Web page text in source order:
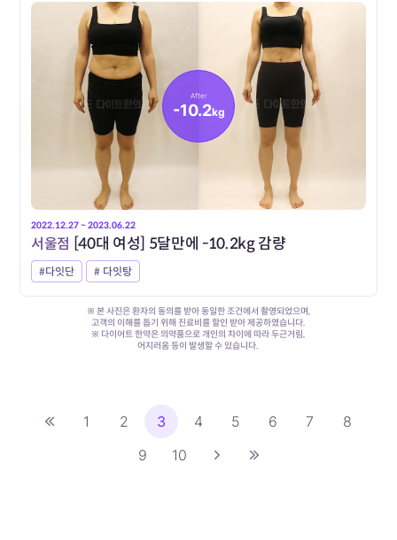
After
-10.2kg
2022.12.27 ~ 2023.06.22
서울점 [40대 여성] 5달만에 -10.2kg 감량
#다잇단 # 다잇탕
※ 본 사진은 환자의 동의를 받아 동일한 조건에서 촬영되었으며,
고객의 이해를 돕기 위해 진료비를 할인 받아 제공하였습니다.
※ 다이어트 한약은 의약품으로 개인의 차이에 따라 두근거림,
어지러움 등이 발생할 수 있습니다.
1 2 3 4 5 6 7
8
9
10